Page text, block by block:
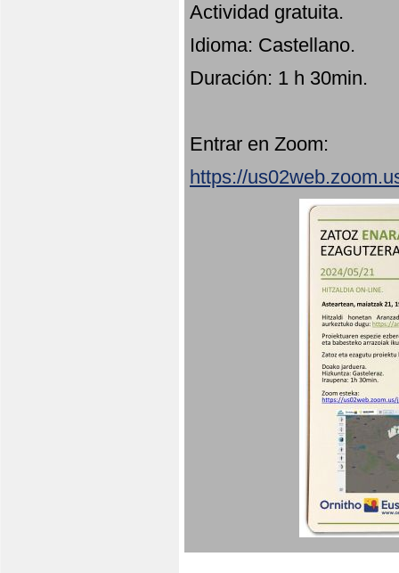
Actividad gratuita.
Idioma: Castellano.
Duración: 1 h 30min.
Entrar en Zoom:
https://